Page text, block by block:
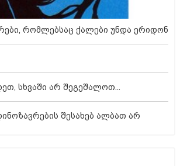
რომლებსაც ქალები უნდა ერიდონ
სხვაში არ შეგეშალოთ...
შესახებ ალბათ არ